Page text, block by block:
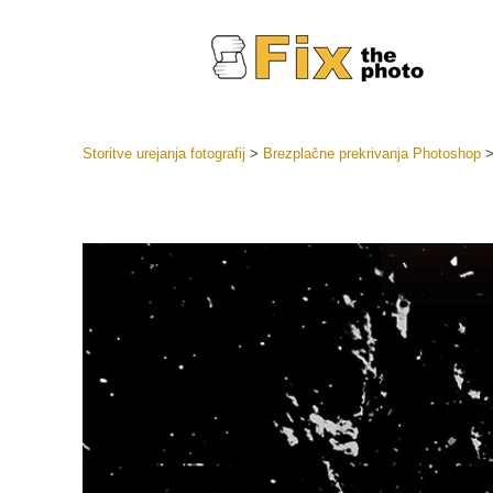
ponudbe
Mobilne
Storitve urejanja fotografij > Brezplačne prekrivanja Photoshop>